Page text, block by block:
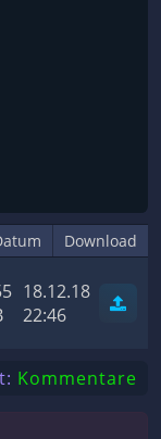
Download
18.12.18
22:46
Kommentare